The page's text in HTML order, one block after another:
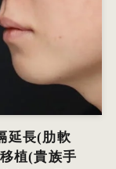
延長(肋軟
植(貴族手